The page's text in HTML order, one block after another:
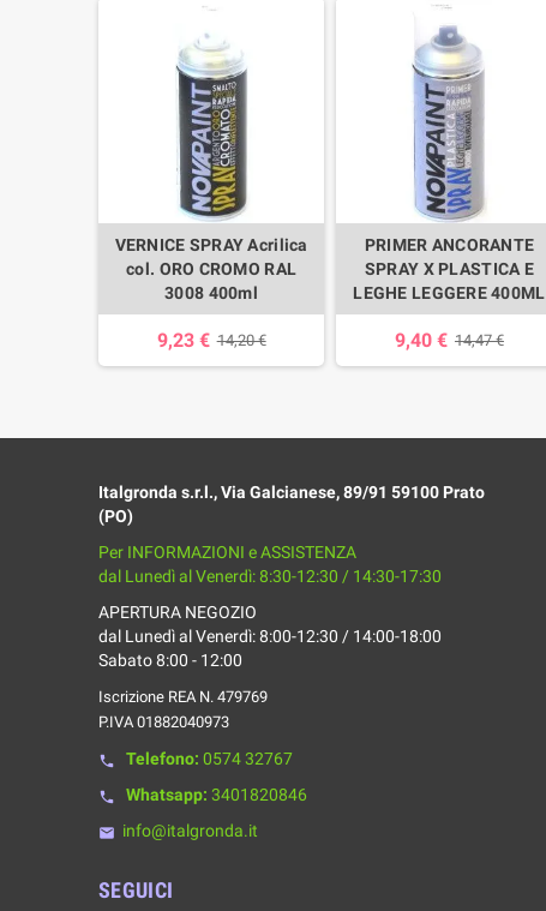
VERNICE SPRAY Acrilica
col. ORO CROMO RAL
3008 400ml
9,23 € 14,20 €
PRIMER ANCORANTE
SPRAY X PLASTICA E
LEGHE LEGGERE 400ML
9,40 € 14,47 €
Italgronda s.r.l., Via Galcianese, 89/91 59100 Prato
(PO)
Per INFORMAZIONI e ASSISTENZA
dal Lunedì al Venerdì: 8:30-12:30 / 14:30-17:30
APERTURA NEGOZIO
dal Lunedì al Venerdì: 8:00-12:30 / 14:00-18:00
Sabato 8:00 - 12:00
Iscrizione REA N. 479769
P.IVA 01882040973
phone Telefono: 0574 32767
phone Whatsapp: 3401820846
email info@italgronda.it
SEGUICI